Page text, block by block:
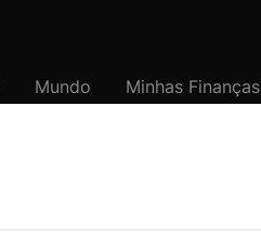
Mundo Minhas Finanças